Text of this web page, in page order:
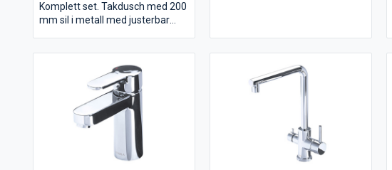
Komplett set. Takdusch med 200
mm sil i metall med justerbar
och handdusch med hjälp av
omkastaren i handtaget.
Energisparfunktionen och
hetvattenspärr. Sintef-godkänd.